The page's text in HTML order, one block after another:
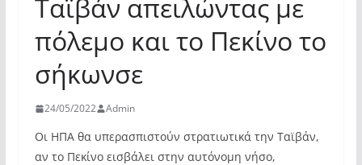
Ταϊβάν απειλώντας με
πόλεμο και το Πεκίνο το
σήκωνσε
24/05/2022 Admin
Οι ΗΠΑ θα υπερασπιστούν στρατιωτικά την Ταϊβάν,
αν το Πεκίνο εισβάλει στην αυτόνομη νήσο,